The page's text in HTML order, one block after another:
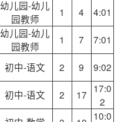
幼儿园-幼儿
园教师
1 4 4:01
幼儿园-幼儿
园教师
1 7 7:01
初中-语文 2 9 9:02
初中-语文 2 17 17:0
2
10:0